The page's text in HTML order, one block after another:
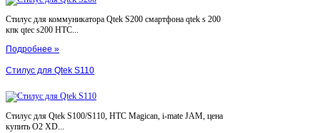
Стилус для коммуникатора Qtek S200 смартфона qtek s 200
кпк qtec s200 HTC...
Подробнее »
Стилус для Qtek S110
Стилус для Qtek S100/S110, HTC Magican, i-mate JAM, цена
купить O2 XD...